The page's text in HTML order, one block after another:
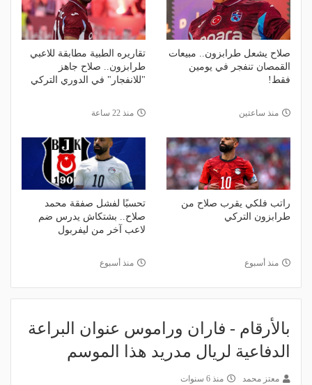
صلاح يشعل طرابزون.. مبيعات
القمصان تنفجر في يومين
فقط!
منذ ساعتين
تقاريره الطبية مطابقة للاعبي
طرابزون.. صلاح جاهز
"للانفجار" في الدوري التركي
منذ 22 ساعة
راتب فلكي يقرب صلاح من
طرابزون التركي
منذ أسبوع
تحسبًا لفشل صفقة محمد
صلاح.. بشتكاش يدرس ضم
لاعب آخر من ليفربول
منذ أسبوع
بالأرقام - فاران وراموس عنوان البراعة
الدفاعية لريال مدريد هذا الموسم
معتز محمد منذ 6 سنوات